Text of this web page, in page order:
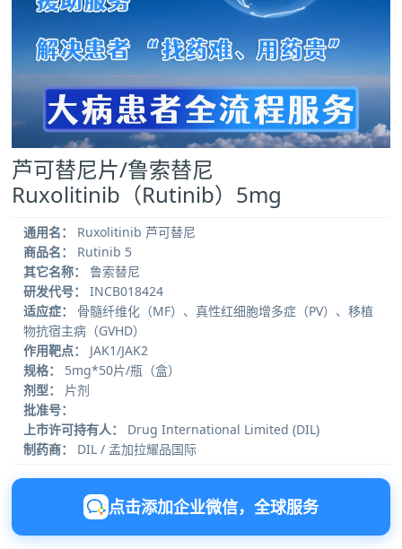
芦可替尼片/鲁索替尼
Ruxolitinib（Rutinib）5mg
通用名：
Ruxolitinib 芦可替尼
商品名：
Rutinib 5
其它名称：
鲁索替尼
研发代号：
INCB018424
适应症：
骨髓纤维化（MF）、真性红细胞增多症（PV）、移植
物抗宿主病（GVHD）
作用靶点：
JAK1/JAK2
规格：
5mg*50片/瓶（盒）
剂型：
片剂
批准号：
上市许可持有人：
Drug International Limited (DIL)
制药商：
DIL / 孟加拉耀品国际
点击添加企业微信，全球服务